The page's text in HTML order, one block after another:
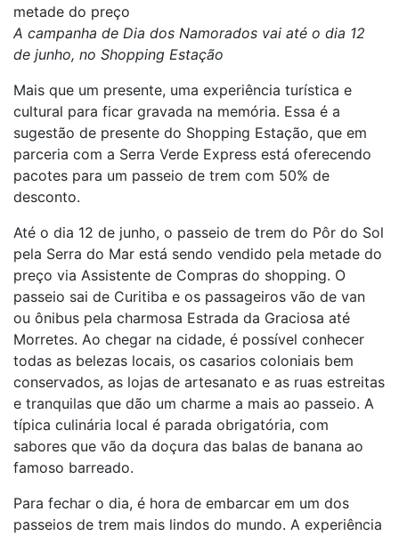
metade do preço
A campanha de Dia dos Namorados vai até o dia 12
de junho, no Shopping Estação
Mais que um presente, uma experiência turística e
cultural para ficar gravada na memória. Essa é a
sugestão de presente do Shopping Estação, que em
parceria com a Serra Verde Express está oferecendo
pacotes para um passeio de trem com 50% de
desconto.
Até o dia 12 de junho, o passeio de trem do Pôr do Sol
pela Serra do Mar está sendo vendido pela metade do
preço via Assistente de Compras do shopping. O
passeio sai de Curitiba e os passageiros vão de van
ou ônibus pela charmosa Estrada da Graciosa até
Morretes. Ao chegar na cidade, é possível conhecer
todas as belezas locais, os casarios coloniais bem
conservados, as lojas de artesanato e as ruas estreitas
e tranquilas que dão um charme a mais ao passeio. A
típica culinária local é parada obrigatória, com
sabores que vão da doçura das balas de banana ao
famoso barreado.
Para fechar o dia, é hora de embarcar em um dos
passeios de trem mais lindos do mundo. A experiência